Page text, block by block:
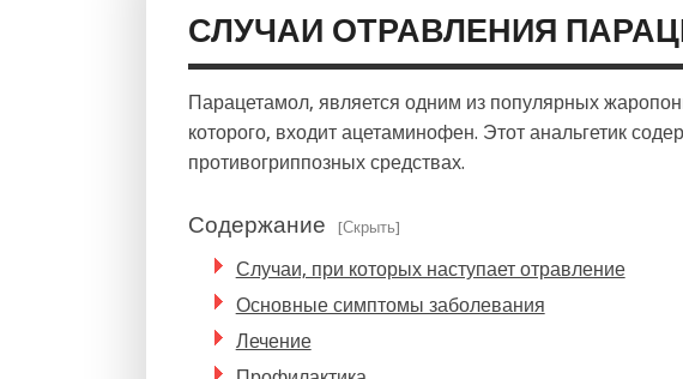
СЛУЧАИ ОТРАВЛЕНИЯ
Парацетамол, является одним из популярных
которого, входит ацетаминофен. Этот анальгетик
противогриппозных средствах.
Содержание [Скрыть]
Случаи, при которых наступает отравление
Основные симптомы заболевания
Лечение